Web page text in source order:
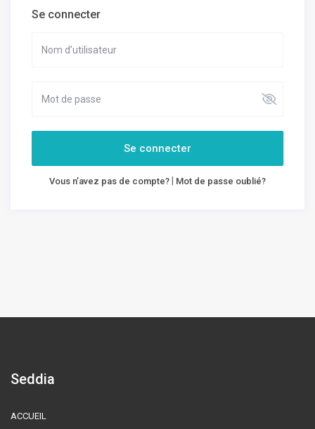
Se connecter
Se connecter
Vous n’avez pas de compte? Mot de passe oublié?
Seddia
ACCUEIL